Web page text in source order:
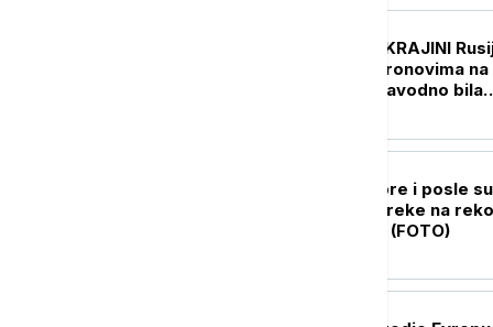
Masovan napad dronovima na
Jaroslavlj, meta navodno bila
Satelitski snimci pre i posle
Glavne evropske reke na
niskom vodostaju (FOTO)